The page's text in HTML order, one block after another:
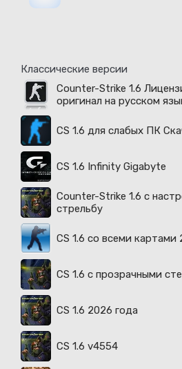
Классические версии
Counter-Strike 1.6
оригинал на русском
CS 1.6 для слабых ПК
CS 1.6 Infinity Gigabyte
Counter-Strike 1.6 с
стрельбу
CS 1.6 со всеми картами
CS 1.6 с прозрачными
CS 1.6 2026 года
CS 1.6 v4554